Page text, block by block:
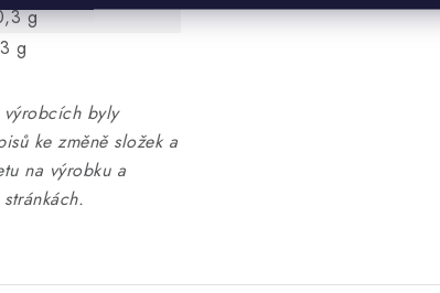
g
g
výrobcích byly
ke změně složek a
na výrobku a